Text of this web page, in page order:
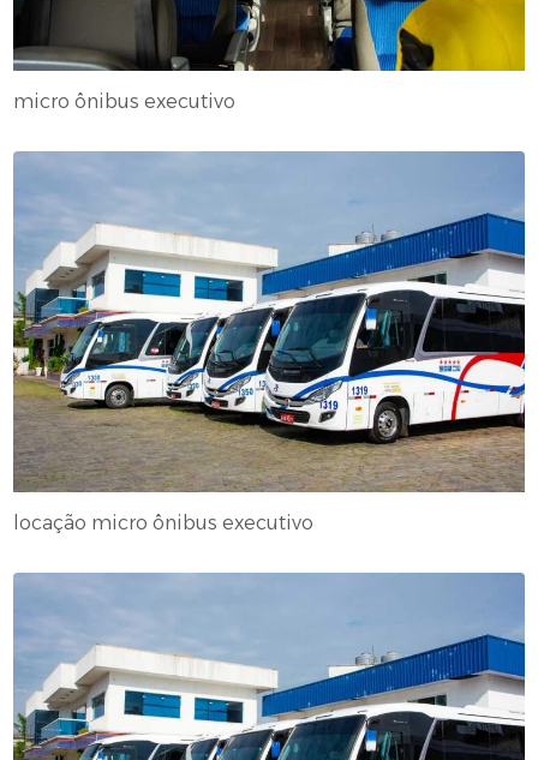
micro ônibus executivo
locação micro ônibus executivo